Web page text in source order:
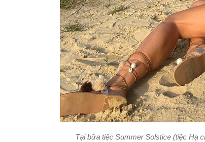
Tại bữa tiệc Summer Solstice (tiệc Hạ